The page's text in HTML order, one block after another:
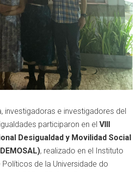
investigadoras e investigadores del
participaron en el VIII
Desigualdad y Movilidad Social
, realizado en el Instituto
de la Universidade do